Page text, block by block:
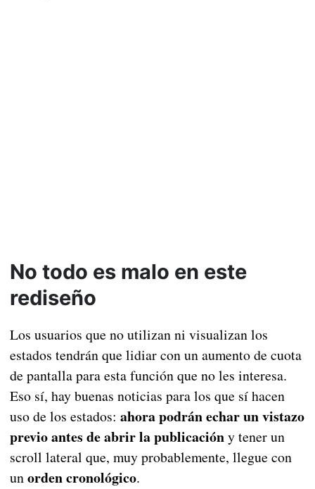
No todo es malo en este
rediseño
Los usuarios que no utilizan ni visualizan los
estados tendrán que lidiar con un aumento de cuota
de pantalla para esta función que no les interesa.
Eso sí, hay buenas noticias para los que sí hacen
uso de los estados: ahora podrán echar un vistazo
previo antes de abrir la publicacióny tener un
scroll lateral que, muy probablemente, llegue con
unorden cronológico.